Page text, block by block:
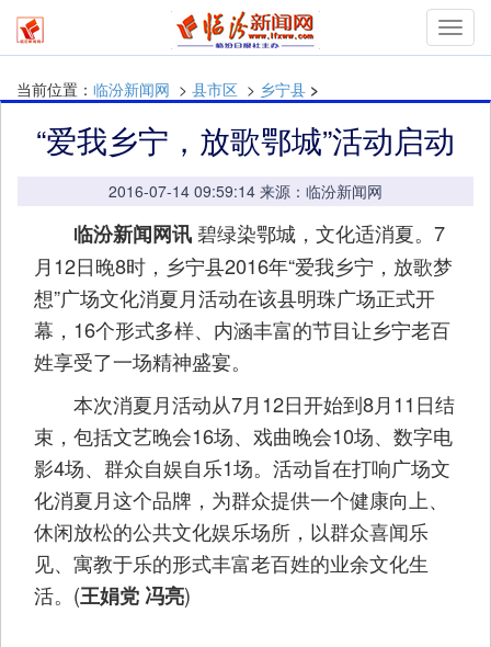
当前位置： 临汾新闻网 > 县市区 > 乡宁县 >
“爱我乡宁，放歌鄂城”活动启动
2016-07-14 09:59:14 来源：临汾新闻网
临汾新闻网讯 碧绿染鄂城，文化适消夏。7
月12日晚8时，乡宁县2016年“爱我乡宁，放歌梦
想”广场文化消夏月活动在该县明珠广场正式开
幕，16个形式多样、内涵丰富的节目让乡宁老百
姓享受了一场精神盛宴。
本次消夏月活动从7月12日开始到8月11日结
束，包括文艺晚会16场、戏曲晚会10场、数字电
影4场、群众自娱自乐1场。活动旨在打响广场文
化消夏月这个品牌，为群众提供一个健康向上、
休闲放松的公共文化娱乐场所，以群众喜闻乐
见、寓教于乐的形式丰富老百姓的业余文化生
活。(王娟党 冯亮)